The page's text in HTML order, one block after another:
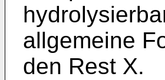
allgemeine
den Rest X.